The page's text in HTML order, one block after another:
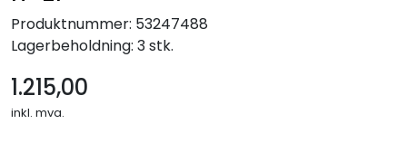
Produktnummer: 53247488
Lagerbeholdning: 3 stk.
1.215,00
inkl. mva.
Skogsredskaper
ATV & Plentraktorutstyr